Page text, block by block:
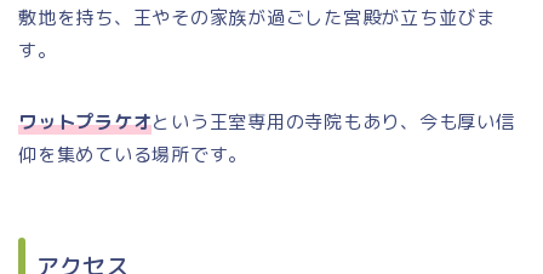
敷地を持ち、王やその家族が過ごした宮殿が立ち並びま
す。
ワットプラケオという王室専用の寺院もあり、今も厚い信
仰を集めている場所です。
アクセス